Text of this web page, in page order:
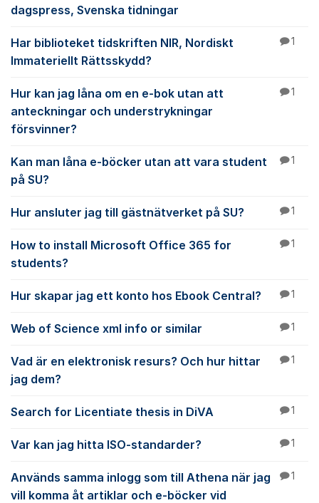
dagspress, Svenska tidningar
Har biblioteket tidskriften NIR, Nordiskt
Immateriellt Rättsskydd?
1
Hur kan jag låna om en e-bok utan att
anteckningar och understrykningar
försvinner?
1
Kan man låna e-böcker utan att vara student
på SU?
1
Hur ansluter jag till gästnätverket på SU? 1
How to install Microsoft Office 365 for
students?
1
Hur skapar jag ett konto hos Ebook Central? 1
Web of Science xml info or similar 1
Vad är en elektronisk resurs? Och hur hittar
jag dem?
1
Search for Licentiate thesis in DiVA 1
Var kan jag hitta ISO-standarder? 1
Används samma inlogg som till Athena när jag
vill komma åt artiklar och e-böcker vid
1